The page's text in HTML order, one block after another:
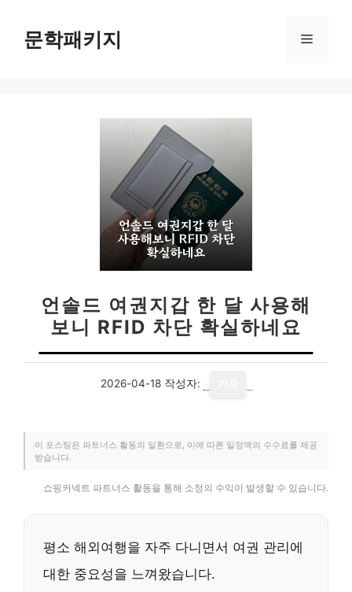
문학패키지 메
언솔드 여권지갑 한 달 사용해
보니 RFID 차단 확실하네요
2026-04-18 작성자:
이 포스팅은 파트너스 활동의 일환으로, 이에 따른 일정액의 수수료를 제공
받습니다.
쇼핑커넥트 파트너스 활동을 통해 소정의 수익이 발생할 수 있습니다.
평소 해외여행을 자주 다니면서 여권 관리에
대한 중요성을 느껴왔습니다.